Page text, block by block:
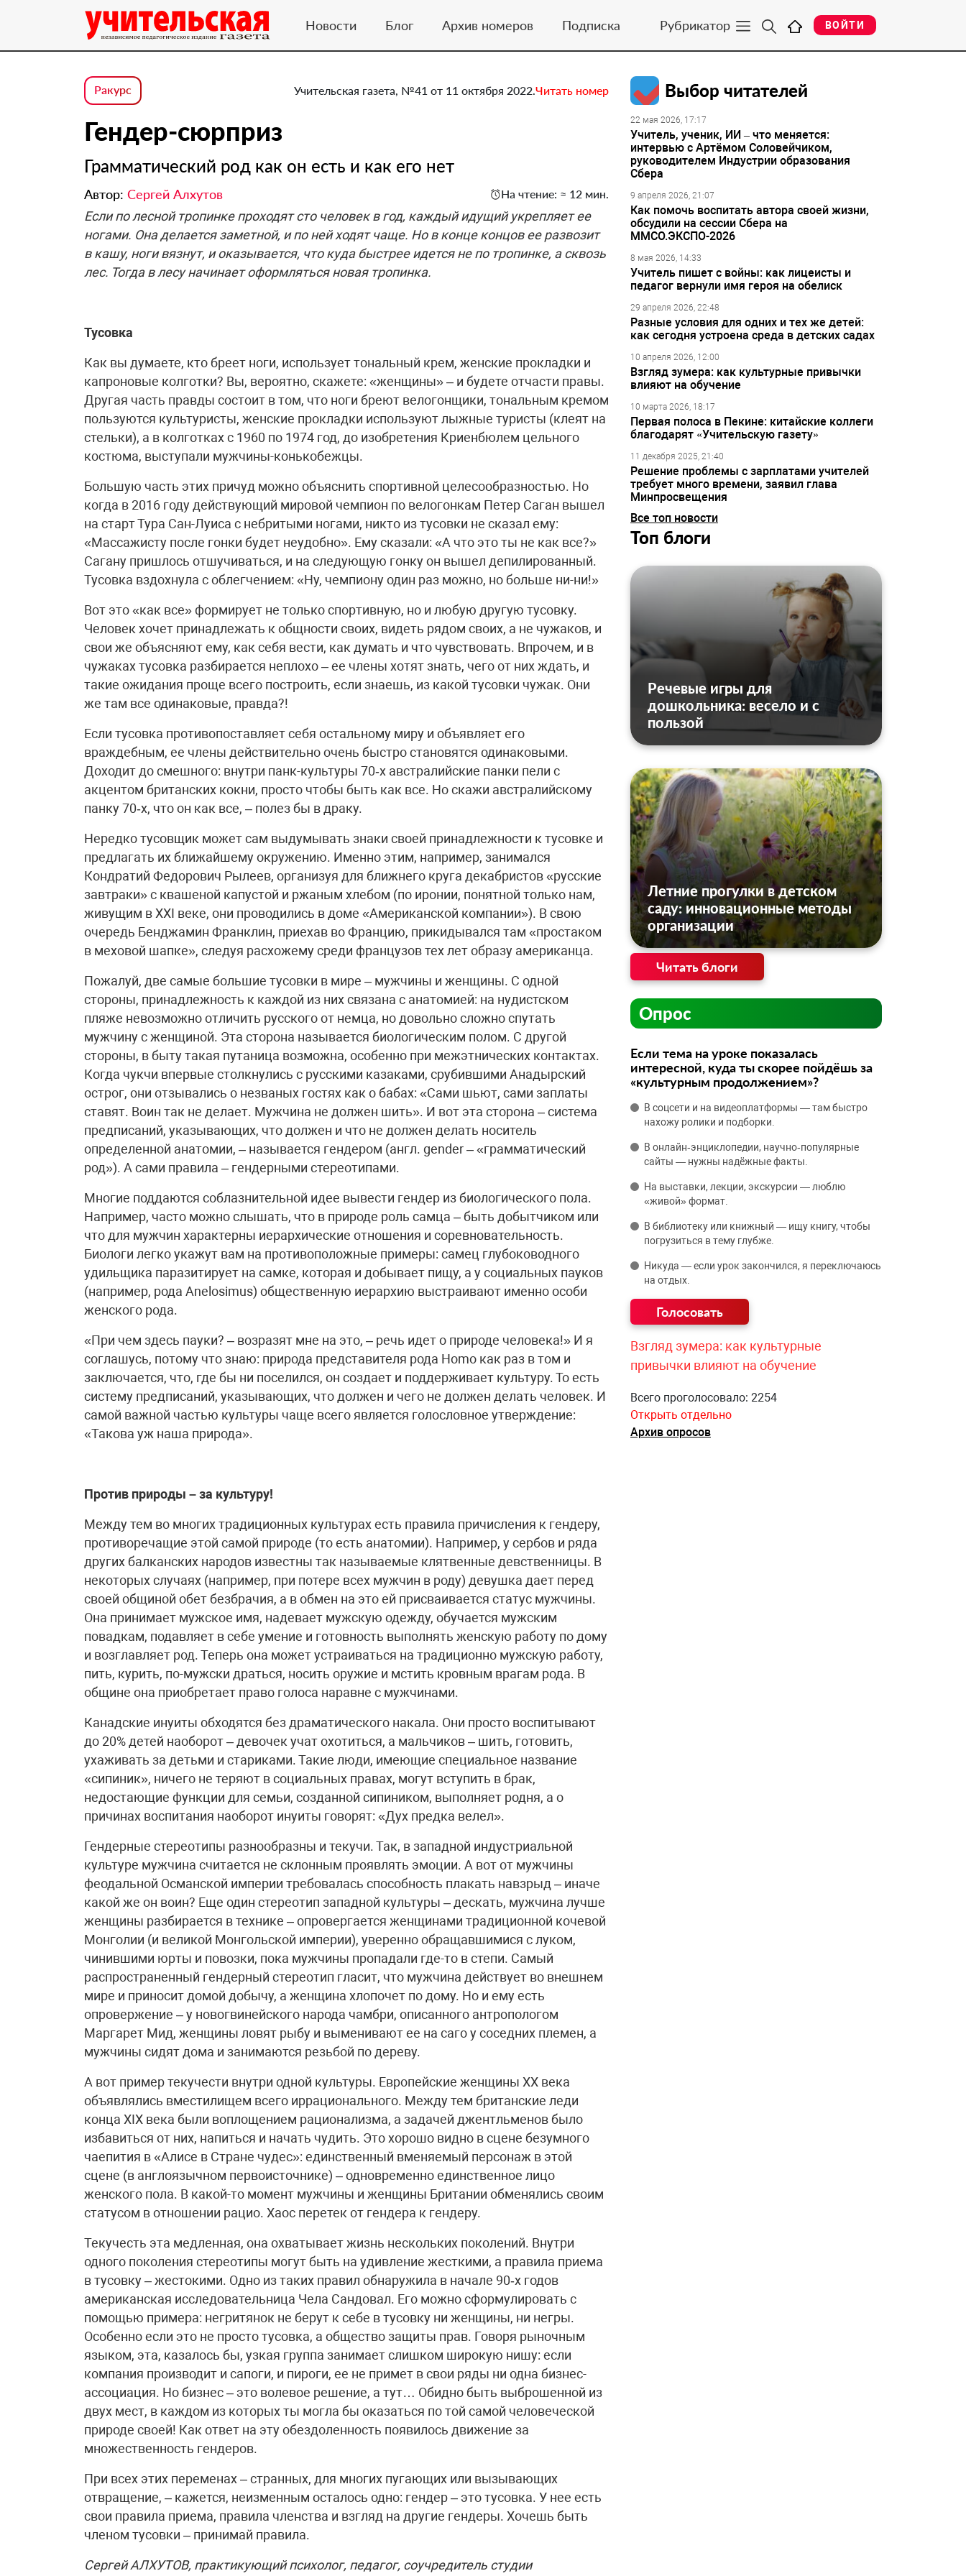
Новости Блог Архив номеров Подписка Рубрикатор ВОЙТИ
Ракурс Учительская газета, №41 от 11 октября 2022.Читать номер
Гендер-сюрприз
Грамматический род как он есть и как его нет
Автор: Сергей Алхутов На чтение: ≈ 12 мин.
Если по лесной тропинке проходят сто человек в год, каждый идущий укрепляет ее
ногами. Она делается заметной, и по ней ходят чаще. Но в конце концов ее развозит
в кашу, ноги вязнут, и оказывается, что куда быстрее идется не по тропинке, а сквозь
лес. Тогда в лесу начинает оформляться новая тропинка.
Тусовка
Как вы думаете, кто бреет ноги, использует тональный крем, женские прокладки и
капроновые колготки? Вы, вероятно, скажете: «женщины» – и будете отчасти правы.
Другая часть правды состоит в том, что ноги бреют велогонщики, тональным кремом
пользуются культуристы, женские прокладки используют лыжные туристы (клеят на
стельки), а в колготках с 1960 по 1974 год, до изобретения Криенбюлем цельного
костюма, выступали мужчины-конькобежцы.
Большую часть этих причуд можно объяснить спортивной целесообразностью. Но
когда в 2016 году действующий мировой чемпион по велогонкам Петер Саган вышел
на старт Тура Сан-Луиса с небритыми ногами, никто из тусовки не сказал ему:
«Массажисту после гонки будет неудобно». Ему сказали: «А что это ты не как все?»
Сагану пришлось отшучиваться, и на следующую гонку он вышел депилированный.
Тусовка вздохнула с облегчением: «Ну, чемпиону один раз можно, но больше ни-ни!»
Вот это «как все» формирует не только спортивную, но и любую другую тусовку.
Человек хочет принадлежать к общности своих, видеть рядом своих, а не чужаков, и
свои же объясняют ему, как себя вести, как думать и что чувствовать. Впрочем, и в
чужаках тусовка разбирается неплохо – ее члены хотят знать, чего от них ждать, и
такие ожидания проще всего построить, если знаешь, из какой тусовки чужак. Они
же там все одинаковые, правда?!
Если тусовка противопоставляет себя остальному миру и объявляет его
враждебным, ее члены действительно очень быстро становятся одинаковыми.
Доходит до смешного: внутри панк-культуры 70‑х австралийские панки пели с
акцентом британских кокни, просто чтобы быть как все. Но скажи австралийскому
панку 70‑х, что он как все, – полез бы в драку.
Нередко тусовщик может сам выдумывать знаки своей принадлежности к тусовке и
предлагать их ближайшему окружению. Именно этим, например, занимался
Кондратий Федорович Рылеев, организуя для ближнего круга декабристов «русские
завтраки» с квашеной капустой и ржаным хлебом (по иронии, понятной только нам,
живущим в XXI веке, они проводились в доме «Американской компании»). В свою
очередь Бенджамин Франклин, приехав во Францию, прикидывался там «простаком
в меховой шапке», следуя расхожему среди французов тех лет образу американца.
Пожалуй, две самые большие тусовки в мире – мужчины и женщины. С одной
стороны, принадлежность к каждой из них связана с анатомией: на нудистском
пляже невозможно отличить русского от немца, но довольно сложно спутать
мужчину с женщиной. Эта сторона называется биологическим полом. С другой
стороны, в быту такая путаница возможна, особенно при межэтнических контактах.
Когда чукчи впервые столкнулись с русскими казаками, срубившими Анадырский
острог, они отзывались о незваных гостях как о бабах: «Сами шьют, сами заплаты
ставят. Воин так не делает. Мужчина не должен шить». И вот эта сторона – система
предписаний, указывающих, что должен и что не должен делать носитель
определенной анатомии, – называется гендером (англ. gender – «грамматический
род»). А сами правила – гендерными стереотипами.
Многие поддаются соблазнительной идее вывести гендер из биологического пола.
Например, часто можно слышать, что в природе роль самца – быть добытчиком или
что для мужчин характерны иерархические отношения и соревновательность.
Биологи легко укажут вам на противоположные примеры: самец глубоководного
удильщика паразитирует на самке, которая и добывает пищу, а у социальных пауков
(например, рода Anelosimus) общественную иерархию выстраивают именно особи
женского рода.
«При чем здесь пауки? – возразят мне на это, – речь идет о природе человека!» И я
соглашусь, потому что знаю: природа представителя рода Homo как раз в том и
заключается, что, где бы ни поселился, он создает и поддерживает культуру. То есть
систему предписаний, указывающих, что должен и чего не должен делать человек. И
самой важной частью культуры чаще всего является голословное утверждение:
«Такова уж наша природа».
Против природы – за культуру!
Между тем во многих традиционных культурах есть правила причисления к гендеру,
противоречащие этой самой природе (то есть анатомии). Например, у сербов и ряда
других балканских народов известны так называемые клятвенные девственницы. В
некоторых случаях (например, при потере всех мужчин в роду) девушка дает перед
своей общиной обет безбрачия, а в обмен на это ей присваивается статус мужчины.
Она принимает мужское имя, надевает мужскую одежду, обучается мужским
повадкам, подавляет в себе умение и готовность выполнять женскую работу по дому
и возглавляет род. Теперь она может устраиваться на традиционно мужскую работу,
пить, курить, по-мужски драться, носить оружие и мстить кровным врагам рода. В
общине она приобретает право голоса наравне с мужчинами.
Канадские инуиты обходятся без драматического накала. Они просто воспитывают
до 20% детей наоборот – девочек учат охотиться, а мальчиков – шить, готовить,
ухаживать за детьми и стариками. Такие люди, имеющие специальное название
«сипиник», ничего не теряют в социальных правах, могут вступить в брак,
недостающие функции для семьи, созданной сипиником, выполняет родня, а о
причинах воспитания наоборот инуиты говорят: «Дух предка велел».
Гендерные стереотипы разнообразны и текучи. Так, в западной индустриальной
культуре мужчина считается не склонным проявлять эмоции. А вот от мужчины
феодальной Османской империи требовалась способность плакать навзрыд – иначе
какой же он воин? Еще один стереотип западной культуры – дескать, мужчина лучше
женщины разбирается в технике – опровергается женщинами традиционной кочевой
Монголии (и великой Монгольской империи), уверенно обращавшимися с луком,
чинившими юрты и повозки, пока мужчины пропадали где-то в степи. Самый
распространенный гендерный стереотип гласит, что мужчина действует во внешнем
мире и приносит домой добычу, а женщина хлопочет по дому. Но и ему есть
опровержение – у новогвинейского народа чамбри, описанного антропологом
Маргарет Мид, женщины ловят рыбу и выменивают ее на саго у соседних племен, а
мужчины сидят дома и занимаются резьбой по дереву.
А вот пример текучести внутри одной культуры. Европейские женщины XX века
объявлялись вместилищем всего иррационального. Между тем британские леди
конца XIX века были воплощением рационализма, а задачей джентльменов было
избавиться от них, напиться и начать чудить. Это хорошо видно в сцене безумного
чаепития в «Алисе в Стране чудес»: единственный вменяемый персонаж в этой
сцене (в англоязычном первоисточнике) – одновременно единственное лицо
женского пола. В какой-то момент мужчины и женщины Британии обменялись своим
статусом в отношении рацио. Хаос перетек от гендера к гендеру.
Текучесть эта медленная, она охватывает жизнь нескольких поколений. Внутри
одного поколения стереотипы могут быть на удивление жесткими, а правила приема
в тусовку – жестокими. Одно из таких правил обнаружила в начале 90‑х годов
американская исследовательница Чела Сандовал. Его можно сформулировать с
помощью примера: негритянок не берут к себе в тусовку ни женщины, ни негры.
Особенно если это не просто тусовка, а общество защиты прав. Говоря рыночным
языком, эта, казалось бы, узкая группа занимает слишком широкую нишу: если
компания производит и сапоги, и пироги, ее не примет в свои ряды ни одна бизнес-
ассоциация. Но бизнес – это волевое решение, а тут… Обидно быть выброшенной из
двух мест, в каждом из которых ты могла бы оказаться по той самой человеческой
природе своей! Как ответ на эту обездоленность появилось движение за
множественность гендеров.
При всех этих переменах – странных, для многих пугающих или вызывающих
отвращение, – кажется, неизменным осталось одно: гендер – это тусовка. У нее есть
свои правила приема, правила членства и взгляд на другие гендеры. Хочешь быть
членом тусовки – принимай правила.
Сергей АЛХУТОВ, практикующий психолог, педагог, соучредитель студии
Выбор читателей
22 мая 2026, 17:17
Учитель, ученик, ИИ – что меняется:
интервью с Артёмом Соловейчиком,
руководителем Индустрии образования
Сбера
9 апреля 2026, 21:07
Как помочь воспитать автора своей жизни,
обсудили на сессии Сбера на
ММСО.ЭКСПО-2026
8 мая 2026, 14:33
Учитель пишет с войны: как лицеисты и
педагог вернули имя героя на обелиск
29 апреля 2026, 22:48
Разные условия для одних и тех же детей:
как сегодня устроена среда в детских садах
10 апреля 2026, 12:00
Взгляд зумера: как культурные привычки
влияют на обучение
10 марта 2026, 18:17
Первая полоса в Пекине: китайские коллеги
благодарят «Учительскую газету»
11 декабря 2025, 21:40
Решение проблемы с зарплатами учителей
требует много времени, заявил глава
Минпросвещения
Все топ новости
Топ блоги
Речевые игры для
дошкольника: весело и с
пользой
Летние прогулки в детском
саду: инновационные методы
организации
Читать блоги
Опрос
Если тема на уроке показалась
интересной, куда ты скорее пойдёшь за
«культурным продолжением»?
В соцсети и на видеоплатформы — там быстро
нахожу ролики и подборки.
В онлайн‑энциклопедии, научно‑популярные
сайты — нужны надёжные факты.
На выставки, лекции, экскурсии — люблю
«живой» формат.
В библиотеку или книжный — ищу книгу, чтобы
погрузиться в тему глубже.
Никуда — если урок закончился, я переключаюсь
на отдых.
Взгляд зумера: как культурные
привычки влияют на обучение
Всего проголосовало: 2254
Открыть отдельно
Архив опросов